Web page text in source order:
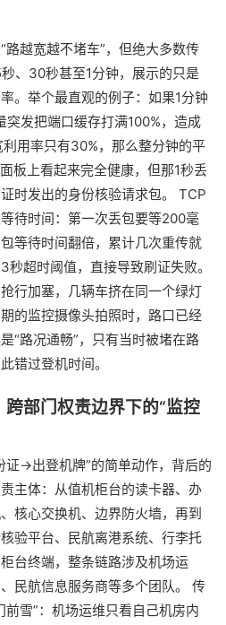
越宽越不堵车”，但绝大多数传
、30秒甚至1分钟，展示的只是
。举个最直观的例子：如果1分钟
突发把端口缓存打满100%，造成
用率只有30%，那么整分钟的平
板上看起来完全健康，但那1秒丢
时发出的身份核验请求包。 TCP
待时间：第一次丢包要等200毫
等待时间翻倍，累计几次重传就
超时阈值，直接导致刷证失败。
行加塞，几辆车挤在同一个绿灯
的监控摄像头拍照时，路口已经
“路况通畅”，只有当时被堵在路
错过登机时间。
部门权责边界下的“监控
证→出登机牌”的简单动作，背后的
主体：从值机柜台的读卡器、办
核心交换机、边界防火墙，再到
验平台、民航离港系统、行李托
台终端，整条链路涉及机场运
民航信息服务商等多个团队。 传
雪”：机场运维只看自己机房内